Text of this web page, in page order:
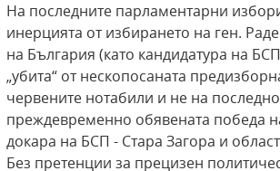
На последните парламентарни
инерцията от избирането на ген.
на България (като кандидатура на
„убита“ от нескопосаната
червените нотабили и не на
преждевременно обявената победа
докара на БСП - Стара Загора и
Без претенции за прецизен